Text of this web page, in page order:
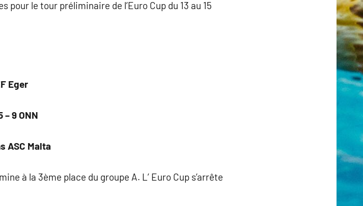
pour le tour préliminaire de l’Euro Cup du 13 au 15
Eger
– 9 ONN
ASC Malta
à la 3ème place du groupe A. L’ Euro Cup s’arrête